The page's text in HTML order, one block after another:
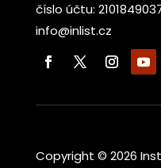
číslo účtu:
info@inlist.cz
Copyright © 2026